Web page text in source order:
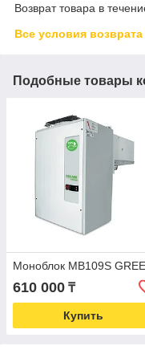
Возврат товара в
Все условия возврата
Подобные товары
Моноблок MB109S
610 000 ₸
Купить